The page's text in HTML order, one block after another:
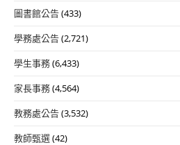
圖書館公告(433)
學務處公告(2,721)
學生事務(6,433)
家長事務(4,564)
教務處公告(3,532)
教師甄選(42)